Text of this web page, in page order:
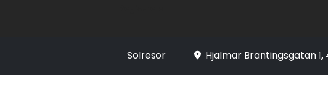
Solresor Hjalmar Brantingsgatan